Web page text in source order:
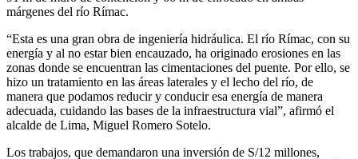
márgenes del río Rímac.
“Esta es una gran obra de ingeniería hidráulica. El río Rímac, con su
energía y al no estar bien encauzado, ha originado erosiones en las
zonas donde se encuentran las cimentaciones del puente. Por ello, se
hizo un tratamiento en las áreas laterales y el lecho del río, de
manera que podamos reducir y conducir esa energía de manera
adecuada, cuidando las bases de la infraestructura vial”, afirmó el
alcalde de Lima, Miguel Romero Sotelo.
Los trabajos, que demandaron una inversión de S/12 millones,